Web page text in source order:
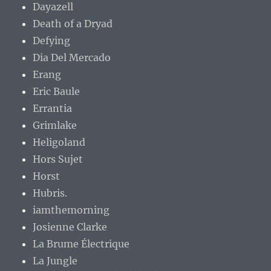
Dayazell
Death of a Dryad
Defying
Dia Del Mercado
Erang
Eric Baule
Errantia
Grimlake
Heligoland
Hors Sujet
Horst
Hubris.
iamthemorning
Josienne Clarke
La Brume Électrique
La Jungle